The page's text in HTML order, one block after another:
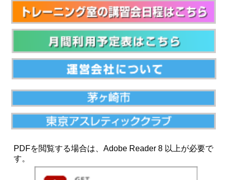
PDFを閲覧する場合は、Adobe Reader 8 以上が必要で
す。